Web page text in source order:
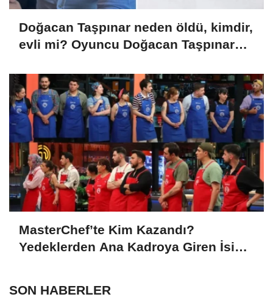
Doğacan Taşpınar neden öldü, kimdir,
evli mi? Oyuncu Doğacan Taşpınar
MasterChef’te Kim Kazandı?
Yedeklerden Ana Kadroya Giren İsim
SON HABERLER